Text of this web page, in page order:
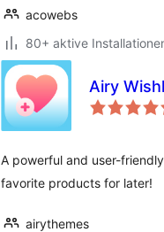
acowebs
80+ aktive
Airy
A powerful and user-
favorite products for later!
airythemes